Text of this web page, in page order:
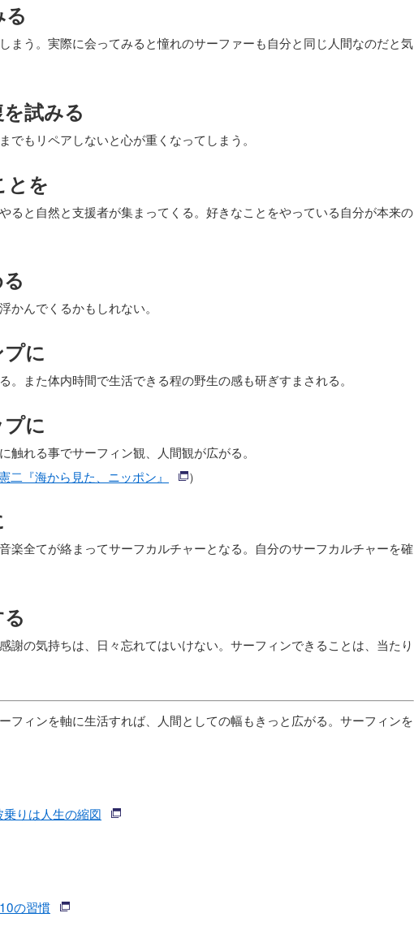
まう。実際に会ってみると憧れのサーファーも自分と同じ人間なのだと気
試みる
もリペアしないと心が重くなってしまう。
とを
ると自然と支援者が集まってくる。好きなことをやっている自分が本来の
んでくるかもしれない。
に
また体内時間で生活できる程の野生の感も研ぎすまされる。
に
れる事でサーフィン観、人間観が広がる。
二『海から見た、ニッポン』 ）
楽全てが絡まってサーフカルチャーとなる。自分のサーフカルチャーを確
謝の気持ちは、日々忘れてはいけない。サーフィンできることは、当たり
フィンを軸に生活すれば、人間としての幅もきっと広がる。サーフィンを
りは人生の縮図
の習慣